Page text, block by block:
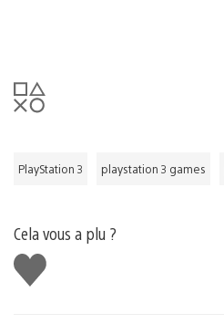
PlayStation 3 playstation 3 games
Cela vous a plu ?
J'aime